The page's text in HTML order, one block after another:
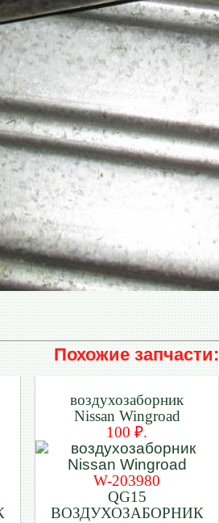
Похожие запчасти:
воздухозаборник
Nissan Wingroad
100 ₽.
W-203980
QG15
ВОЗДУХОЗАБОРНИК